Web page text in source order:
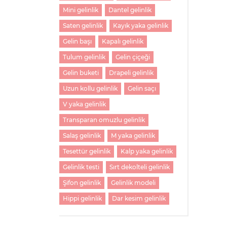
Mini gelinlik Dantel gelinlik
Saten gelinlik Kayık yaka gelinlik
Gelin başı Kapalı gelinlik
Tulum gelinlik Gelin çiçeği
Gelin buketi Drapeli gelinlik
Uzun kollu gelinlik Gelin saçı
V yaka gelinlik
Transparan omuzlu gelinlik
Salaş gelinlik M yaka gelinlik
Tesettür gelinlik Kalp yaka gelinlik
Gelinlik testi Sırt dekolteli gelinlik
Şifon gelinlik Gelinlik modeli
Hippi gelinlik Dar kesim gelinlik